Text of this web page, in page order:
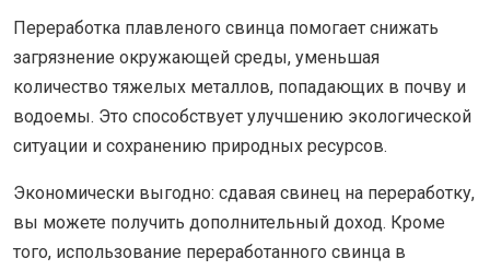
Переработка плавленого свинца помогает снижать
загрязнение окружающей среды, уменьшая
количество тяжелых металлов, попадающих в почву и
водоемы. Это способствует улучшению экологической
ситуации и сохранению природных ресурсов.
Экономически выгодно: сдавая свинец на переработку,
вы можете получить дополнительный доход. Кроме
того, использование переработанного свинца в